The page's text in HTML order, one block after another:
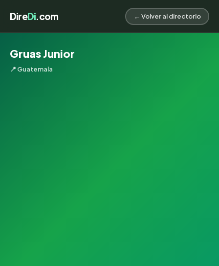
DireDi.com ← Volver al directorio
Gruas Junior
📍 Guatemala